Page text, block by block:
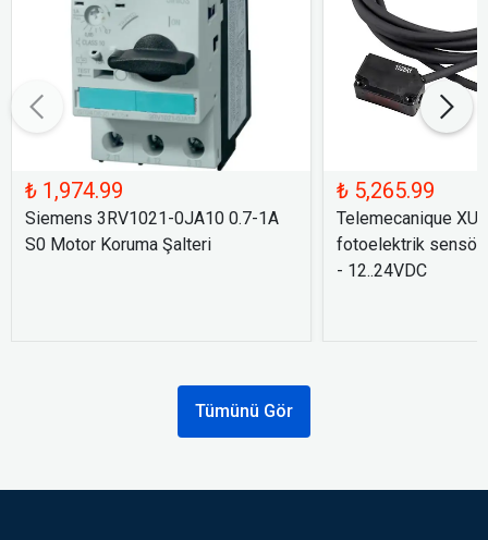
₺ 1,974.99
Siemens 3RV1021-0JA10 0.7-1A
S0 Motor Koruma Şalteri
₺ 5,265.99
Telemecanique
fotoelektrik sensör
- 12..24VDC
Tümünü Gör